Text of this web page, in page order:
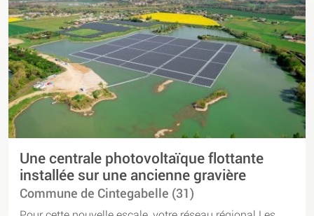
Une centrale photovoltaïque flottante
installée sur une ancienne gravière
Commune de Cintegabelle (31)